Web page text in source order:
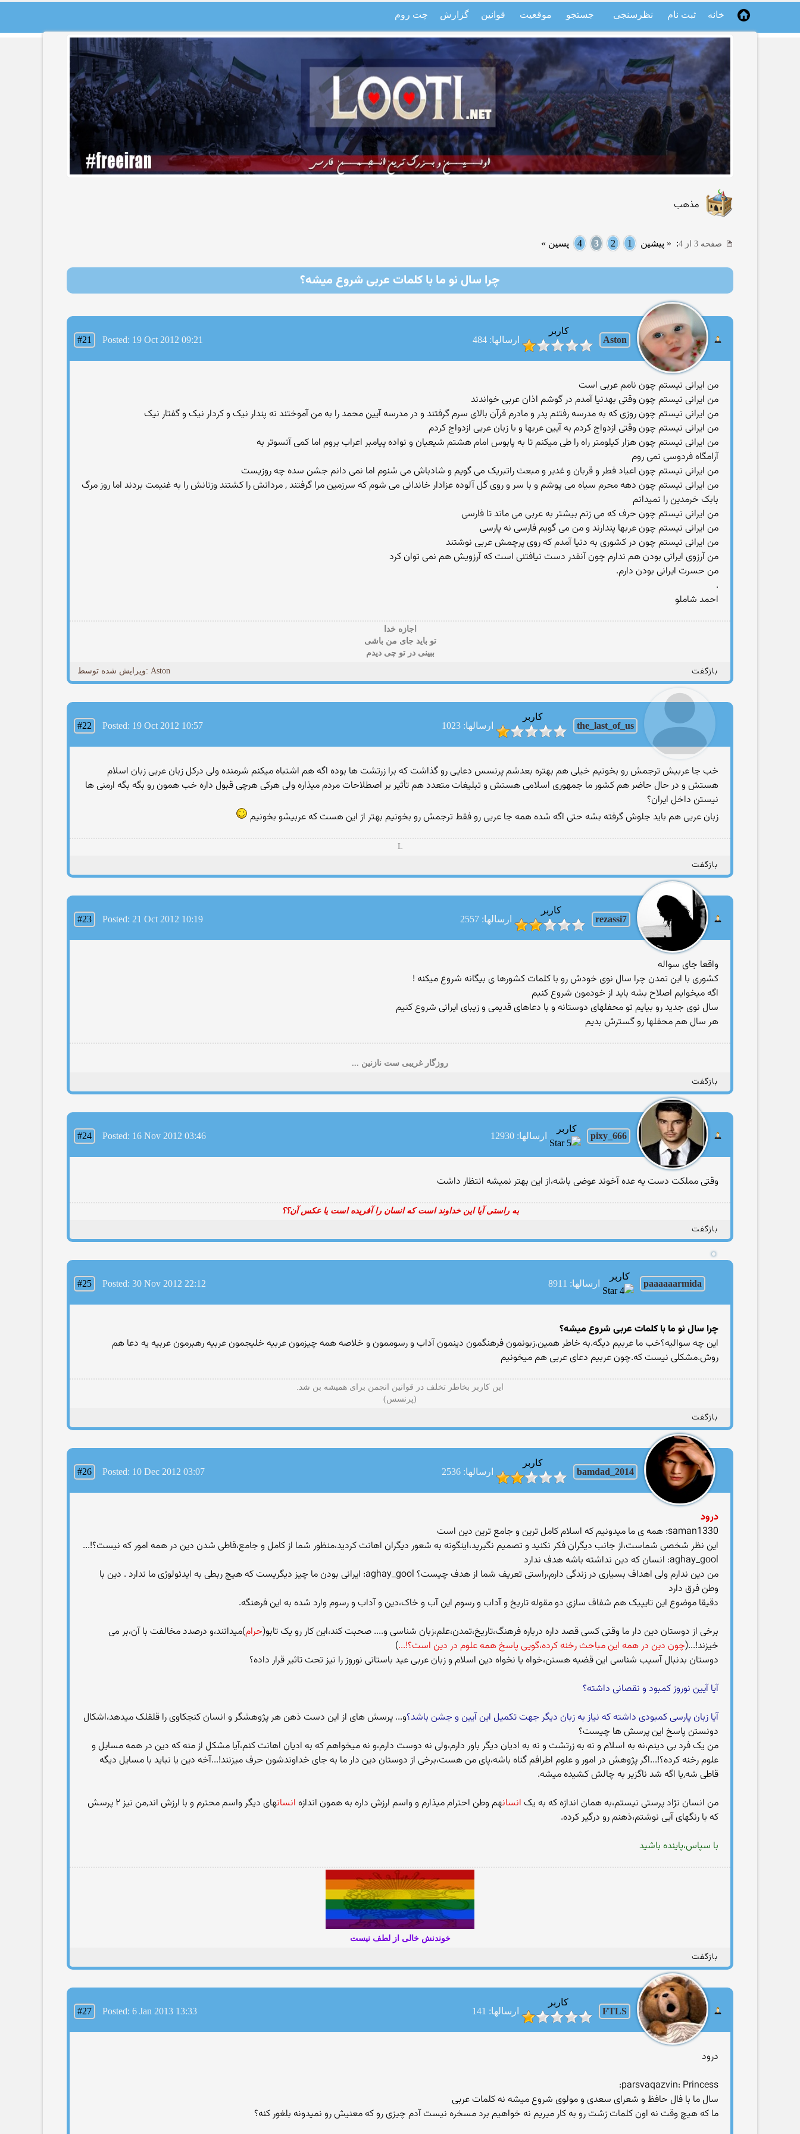
خانه ثبت نام نظرسنجی جستجو موقعیت قوانین گزارش چت روم
مذهب
صفحه 3 از 4 : « پیشین 1
2
3
4 پسین »
چرا سال نو ما با كلمات عربی شروع میشه؟
Aston
کاربر
ارسالها: 484
#21 Posted: 19 Oct 2012 09:21
من ایرانی نیستم چون نامم عربی است
من ایرانی نیستم چون وقتی بهدنیا آمدم در گوشم اذان عربی خواندند
من ایرانی نیستم چون روزی که به مدرسه رفتنم پدر و مادرم قرآن بالای سرم گرفتند و در مدرسه آیین محمد را به من آموختند نه پندار نیک و کردار نیک و گفتار نیک
من ایرانی نیستم چون وقتی ازدواج کردم به آیین عربها و با زبان عربی ازدواج کردم
من ایرانی نیستم چون هزار کیلومتر راه را طی میکنم تا به پابوس امام هشتم شیعیان و نواده پیامبر اعراب بروم اما کمی آنسوتر به
آرامگاه فردوسی نمی روم
من ایرانی نیستم چون اعیاد فطر و قربان و غدیر و مبعث راتبریک می گویم و شادباش می شنوم اما نمی دانم جشن سده چه روزیست
من ایرانی نیستم چون دهه محرم سیاه می پوشم و با سر و روی گل آلوده عزادار خاندانی می شوم که سرزمین مرا گرفتند , مردانش را کشتند وزنانش را به غنیمت بردند اما روز مرگ
بابک خرمدین را نمیدانم
من ایرانی نیستم چون حرف که می زنم بیشتر به عربی می ماند تا فارسی
من ایرانی نیستم چون عربها پندارند و من می گویم فارسی نه پارسی
من ایرانی نیستم چون در کشوری به دنیا آمدم که روی پرچمش عربی نوشتند
من آرزوی ایرانی بودن هم ندارم چون آنقدر دست نیافتنی است که آرزویش هم نمی توان کرد
من حسرت ایرانی بودن دارم.
.
احمد شاملو
اجازه خدا
تو باید جای من باشی
ببینی در تو چی دیدم
بازگفت ویرایش شده توسط: Aston
the_last_of_us
کاربر
ارسالها: 1023
#22 Posted: 19 Oct 2012 10:57
خب جا عربيش ترجمش رو بخونيم خيلى هم بهتره بعدشم پرنسس دعايى رو گذاشت كه برا زرتشت ها بوده اگه هم اشتباه ميكنم شرمنده ولى دركل زبان عربى زبان اسلام
هستش و در حال حاضر هم كشور ما جمهورى اسلامى هستش و تبليغات متعدد هم تأثير بر اصطلاحات مردم ميذاره ولى هركى هرچى قبول داره خب همون رو بگه بگه ارمنى ها
نيستن داخل ايران؟
زبان عربى هم بايد جلوش گرفته بشه حتى اگه شده همه جا عربى رو فقط ترجمش رو بخونيم بهتر از اين هست كه عربيشو بخونيم
L
بازگفت
rezassi7
کاربر
ارسالها: 2557
#23 Posted: 21 Oct 2012 10:19
واقعا جاى سواله
كشورى با اين تمدن چرا سال نوى خودش رو با كلمات كشورها ى بيگانه شروع ميكنه !
اگه ميخوايم اصلاح بشه بايد از خودمون شروع كنيم
سال نوى جديد رو بيايم تو محفلهاى دوستانه و با دعاهاى قديمى و زيباى ايرانى شروع كنيم
هر سال هم محفلها رو گسترش بديم
روزگار غریبی ست نازنین ...
بازگفت
pixy_666
کاربر
ارسالها: 12930 #24 Posted: 16 Nov 2012 03:46
وقتی مملکت دست یه عده آخوند عوضی باشه،از این بهتر نمیشه انتظار داشت
به راستی آیا این خداوند است که انسان را آفریده است یا عکس آن؟؟
بازگفت
paaaaaarmida
کاربر
ارسالها: 8911 #25 Posted: 30 Nov 2012 22:12
چرا سال نو ما با كلمات عربی شروع میشه؟
این چه سوالیه؟خب ما عربیم دیگه.به خاطر همین.زبونمون فرهنگمون دینمون آداب و رسوممون و خلاصه همه چیزمون عربیه خلیجمون عربیه رهبرمون عربیه یه دعا هم
روش.مشکلی نیست که.چون عربیم دعای عربی هم میخونیم
این کاربر بخاطر تخلف در قوانین انجمن برای همیشه بن شد.
(پرنسس)
بازگفت
bamdad_2014
کاربر
ارسالها: 2536
#26 Posted: 10 Dec 2012 03:07
درود
saman1330: همه ی ما میدونیم که اسلام کامل ترین و جامع ترین دین است
این نظر شخصی شماست،از جانب دیگران فکر نکنید و تصمیم نگیرید،اینگونه به شعور دیگران اهانت کردید،منظور شما از کامل و جامع،قاطی شدن دین در همه امور که نیست؟!...
aghay_gool: انسان که دین نداشته باشه هدف ندارد
من دین ندارم ولی اهداف بسیاری در زندگی دارم،راستی تعریف شما از هدف چیست؟ aghay_gool: ایرانی بودن ما چیز دیگریست که هیچ ربطی به ایدئولوژی ما ندارد . دین با
وطن فرق دارد
دقیقا موضوع این تایپیک هم شفاف سازی دو مقوله تاریخ و آداب و رسوم این آب و خاک،دین و آداب و رسوم وارد شده به این فرهنگه.
برخی از دوستان دین دار ما وقتی کسی قصد داره درباره فرهنگ،تاریخ،تمدن،علم،زبان شناسی و.... صحبت کند،این کار رو یک تابو(حرام)میدانند،و درصدد مخالفت با آن،بر می
خیزند!...(چون دین در همه این مباحث رخنه کرده،گویی پاسخ همه علوم در دین است؟!...)
دوستان بدنبال آسیب شناسی این قضیه هستن،خواه یا نخواه دین اسلام و زبان عربی عید باستانی نوروز را نیز تحت تاثیر قرار داده؟
آیا آیین نوروز کمبود و نقصانی داشته؟
آیا زبان پارسی کمبودی داشته که نیاز به زبان دیگر جهت تکمیل این آیین و جشن باشد؟و... پرسش های از این دست ذهن هر پژوهشگر و انسان کنجکاوی را قلقلک میدهد،اشکال
دونستن پاسخ این پرسش ها چیست؟
من یک فرد بی دینم،نه به اسلام و نه به زرتشت و نه به ادیان دیگر باور دارم،ولی نه دوست دارم،و نه میخواهم که به ادیان اهانت کنم،آیا مشکل از منه که دین در همه مسایل و
علوم رخنه کرده؟!...اگر پژوهش در امور و علوم اطرافم گناه باشه،پای من هست،برخی از دوستان دین دار ما به جای خداوندشون حرف میزنند!...آخه دین یا نباید با مسایل دیگه
قاطی شه,یا اگه شد ناگزیر به چالش کشیده میشه.
من انسان نژاد پرستی نیستم،به همان اندازه که به یک انسانهم وطن احترام میذارم و واسم ارزش داره به همون اندازه انسان
های دیگر واسم محترم و با ارزش اند,من نیز ۲ پرسش
که با رنگهای آبی نوشتم،ذهنم رو درگیر کرده.
با سپاس،پاینده باشید
خوندنش خالی از لطف نیست
بازگفت
FTLS
کاربر
ارسالها: 141
#27 Posted: 6 Jan 2013 13:33
درود
parsvaqazvin: Princess:
سال ما با فال حافظ و شعرای سعدی و مولوی شروع میشه نه كلمات عربی
ما كه هیچ وقت نه اون كلمات زشت رو به كار میریم نه خواهیم برد مسخره نیست آدم چیزی رو كه معنیش رو نمیدونه بلغور كنه؟